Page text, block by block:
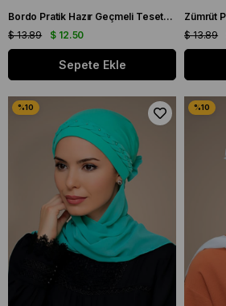
Bordo Pratik Hazır Geçmeli Tesettür Bone Sandy Kumaş Fiyonklu Çift Taraflı Tek Çapraz 1833_16
$ 12.50
$ 13.89
Sepete Ekle
$ 13.89